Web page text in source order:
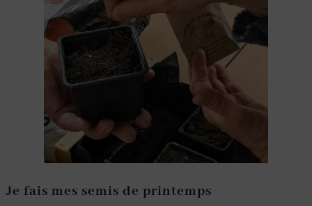
Je fais mes semis de printemps